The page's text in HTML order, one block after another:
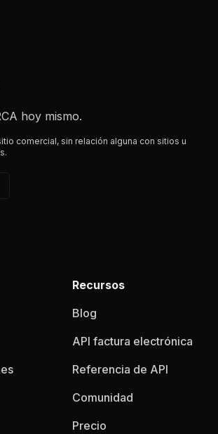
hoy mismo.
comercial, sin relación alguna con sitios u
Recursos
Blog
API factura electrónica
Referencia de API
Comunidad
Precio